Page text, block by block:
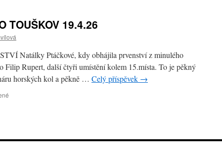
3.kolo
Pohár
Plzeňského
kraje
XCO
TOUŠKOV 19.4.26
Natálky Ptáčkové, kdy obhájila prvenství z minulého
Filip Rupert, další čtyři umístění kolem 15.místa. To je pěkný
horských kol a pěkně … Celý příspěvek →
POHÁR